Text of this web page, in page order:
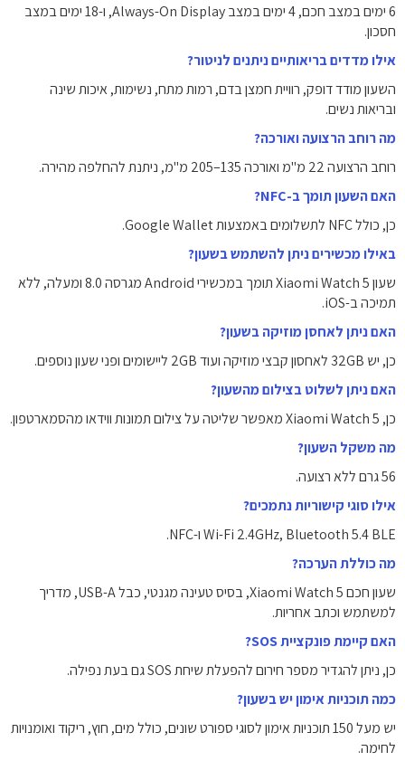
6 ימים במצב חכם, 4 ימים במצב Always-On Display, ו-18 ימים במצב
חסכון.
אילו מדדים בריאותיים ניתנים לניטור?
השעון מודד דופק, רוויית חמצן בדם, רמות מתח, נשימות, איכות שינה
ובריאות נשים.
מה רוחב הרצועה ואורכה?
רוחב הרצועה 22 מ"מ ואורכה 135–205 מ"מ, ניתנת להחלפה מהירה.
האם השעון תומך ב-NFC?
כן, כולל NFC לתשלומים באמצעות Google Wallet.
באילו מכשירים ניתן להשתמש בשעון?
שעון Xiaomi Watch 5 תומך במכשירי Android מגרסה 8.0 ומעלה, ללא
תמיכה ב-iOS.
האם ניתן לאחסן מוזיקה בשעון?
כן, יש 32GB לאחסון קבצי מוזיקה ועוד 2GB ליישומים ופני שעון נוספים.
האם ניתן לשלוט בצילום מהשעון?
כן, Xiaomi Watch 5 מאפשר שליטה על צילום תמונות ווידאו מהסמארטפון.
מה משקל השעון?
56 גרם ללא רצועה.
אילו סוגי קישוריות נתמכים?
Wi-Fi 2.4GHz, Bluetooth 5.4 BLE ו-NFC.
מה כוללת הערכה?
שעון חכם Xiaomi Watch 5, בסיס טעינה מגנטי, כבל USB-A, מדריך
למשתמש וכתב אחריות.
האם קיימת פונקציית SOS?
כן, ניתן להגדיר מספר חירום להפעלת שיחת SOS גם בעת נפילה.
כמה תוכניות אימון יש בשעון?
יש מעל 150 תוכניות אימון לסוגי ספורט שונים, כולל מים, חוץ, ריקוד ואומנויות
לחימה.